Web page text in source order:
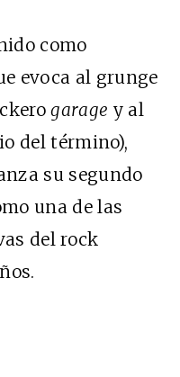
como
evoca al grunge
garage y al
del término),
su segundo
una de las
del rock